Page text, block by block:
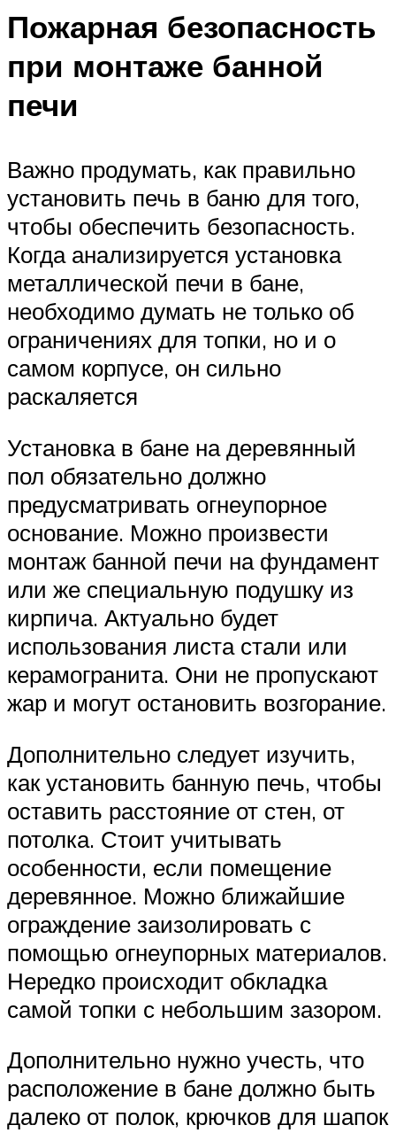
Пожарная безопасность
при монтаже банной
печи
Важно продумать, как правильно
установить печь в баню для того,
чтобы обеспечить безопасность.
Когда анализируется установка
металлической печи в бане,
необходимо думать не только об
ограничениях для топки, но и о
самом корпусе, он сильно
раскаляется
Установка в бане на деревянный
пол обязательно должно
предусматривать огнеупорное
основание. Можно произвести
монтаж банной печи на фундамент
или же специальную подушку из
кирпича. Актуально будет
использования листа стали или
керамогранита. Они не пропускают
жар и могут остановить возгорание.
Дополнительно следует изучить,
как установить банную печь, чтобы
оставить расстояние от стен, от
потолка. Стоит учитывать
особенности, если помещение
деревянное. Можно ближайшие
ограждение заизолировать с
помощью огнеупорных материалов.
Нередко происходит обкладка
самой топки с небольшим зазором.
Дополнительно нужно учесть, что
расположение в бане должно быть
далеко от полок, крючков для шапок